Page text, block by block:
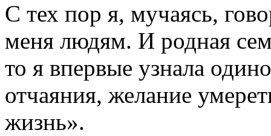
С тех пор я, мучаясь,
меня людям. И родная
то я впервые узнала
отчаяния, желание
жизнь».